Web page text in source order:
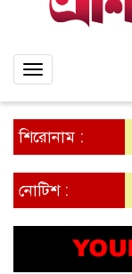
Toggle
শিরোনাম :
নোটিশ :